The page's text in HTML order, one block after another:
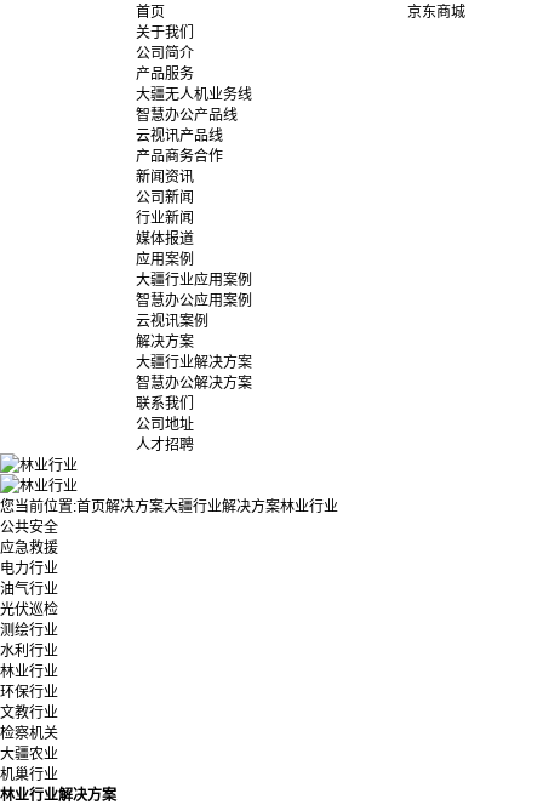
首页
关于我们
公司简介
产品服务
大疆无人机业务线
智慧办公产品线
云视讯产品线
产品商务合作
新闻资讯
公司新闻
行业新闻
媒体报道
应用案例
大疆行业应用案例
智慧办公应用案例
云视讯案例
解决方案
大疆行业解决方案
智慧办公解决方案
联系我们
公司地址
人才招聘
京东商城
您当前位置:首页解决方案大疆行业解决方案林业行业
公共安全
应急救援
电力行业
油气行业
光伏巡检
测绘行业
水利行业
林业行业
环保行业
文教行业
检察机关
大疆农业
机巢行业
林业行业解决方案